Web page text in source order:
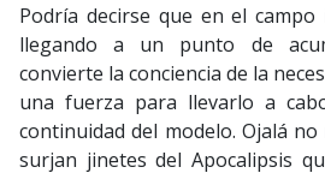
Podría decirse que en el
llegando a un punto de
convierte la conciencia de la
una fuerza para llevarlo a
continuidad del modelo. Ojalá
surjan jinetes del Apocalipsis